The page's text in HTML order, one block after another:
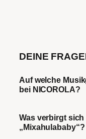
DEINE
Auf welche
bei NICOROLA?
Was verbirgt
„Mixahulababy“?